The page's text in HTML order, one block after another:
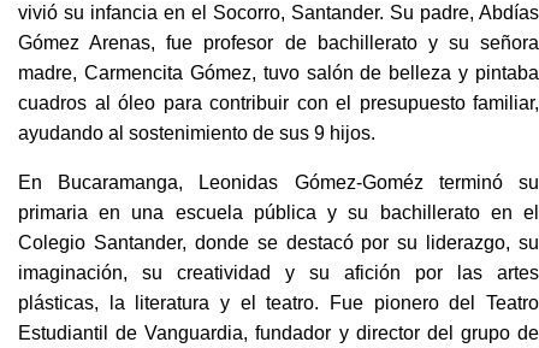
vivió su infancia en el Socorro, Santander. Su padre, Abdías
Gómez Arenas, fue profesor de bachillerato y su señora
madre, Carmencita Gómez, tuvo salón de belleza y pintaba
cuadros al óleo para contribuir con el presupuesto familiar,
ayudando al sostenimiento de sus 9 hijos.
En Bucaramanga, Leonidas Gómez-Goméz terminó su
primaria en una escuela pública y su bachillerato en el
Colegio Santander, donde se destacó por su liderazgo, su
imaginación, su creatividad y su afición por las artes
plásticas, la literatura y el teatro. Fue pionero del Teatro
Estudiantil de Vanguardia, fundador y director del grupo de